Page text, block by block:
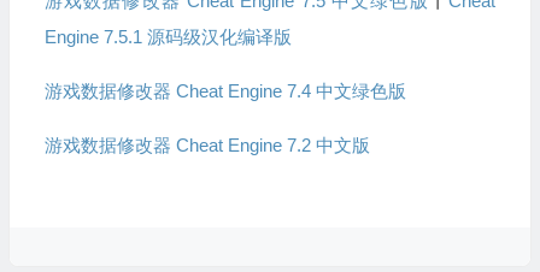
Engine 7.5.1 源码级汉化编译版
游戏数据修改器 Cheat Engine 7.4 中文绿色版
游戏数据修改器 Cheat Engine 7.2 中文版